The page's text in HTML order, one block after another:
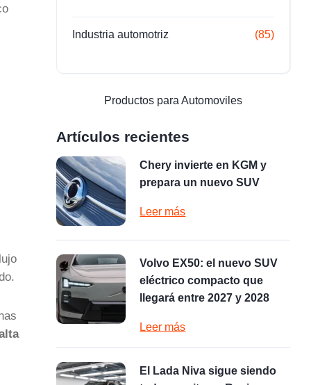
Industria automotriz (85)
Productos para Automoviles
Artículos recientes
Chery invierte en KGM y
prepara un nuevo SUV
Leer más
Volvo EX50: el nuevo SUV
eléctrico compacto que
llegará entre 2027 y 2028
Leer más
El Lada Niva sigue siendo